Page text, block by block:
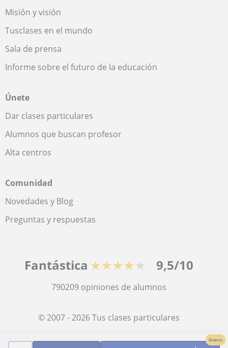
Nuevo
Misión y visión
Tusclases en el mundo
Sala de prensa
Informe sobre el futuro de la educación
Únete
Dar clases particulares
Alumnos que buscan profesor
Alta centros
Comunidad
Novedades y Blog
Preguntas y respuestas
Fantástica ★★★★★ 9,5/10
790209 opiniones de alumnos
© 2007 - 2026 Tus clases particulares
Mapa web:Profesores particulares